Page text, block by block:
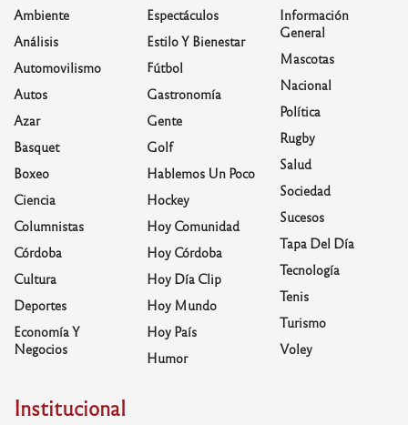
Ambiente
Análisis
Automovilismo
Autos
Azar
Basquet
Boxeo
Ciencia
Columnistas
Córdoba
Cultura
Deportes
Economía Y
Negocios
Espectáculos
Estilo Y Bienestar
Fútbol
Gastronomía
Gente
Golf
Hablemos Un Poco
Hockey
Hoy Comunidad
Hoy Córdoba
Hoy Día Clip
Hoy Mundo
Hoy País
Humor
Información
General
Mascotas
Nacional
Política
Rugby
Salud
Sociedad
Sucesos
Tapa Del Día
Tecnología
Tenis
Turismo
Voley
Institucional